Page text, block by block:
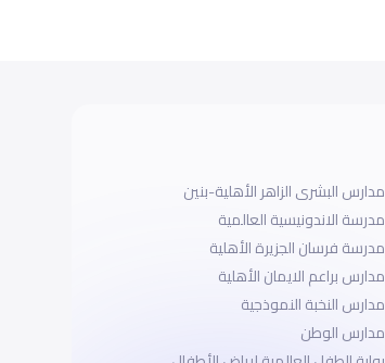
مدارس البشرى الزاهر الأهلية-بنين
مدرسة الاندونيسية العالمية
مدرسة فرسان الجزيرة الأهلية
مدارس براعم الايمان الأهلية
مدارس النخبة النموذجية
مدارس الوطن